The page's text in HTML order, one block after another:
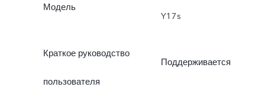
Модель
Y17s
Краткое руководство
пользователя
Поддерживается